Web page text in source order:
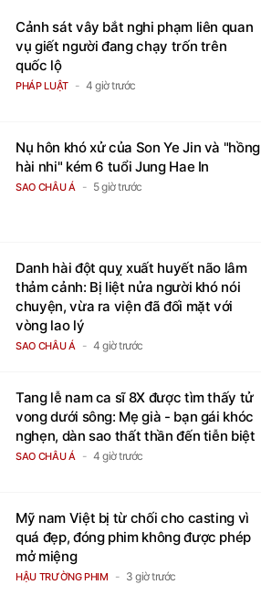
Cảnh sát vây bắt nghi phạm liên quan
vụ giết người đang chạy trốn trên
quốc lộ
PHÁP LUẬT 4 giờ trước
Nụ hôn khó xử của Son Ye Jin và "hồng
hài nhi" kém 6 tuổi Jung Hae In
SAO CHÂU Á 5 giờ trước
Danh hài đột quỵ xuất huyết não lâm
thảm cảnh: Bị liệt nửa người khó nói
chuyện, vừa ra viện đã đối mặt với
vòng lao lý
SAO CHÂU Á 4 giờ trước
Tang lễ nam ca sĩ 8X được tìm thấy tử
vong dưới sông: Mẹ già - bạn gái khóc
nghẹn, dàn sao thất thần đến tiễn biệt
SAO CHÂU Á 4 giờ trước
Mỹ nam Việt bị từ chối cho casting vì
quá đẹp, đóng phim không được phép
mở miệng
HẬU TRƯỜNG PHIM 3 giờ trước